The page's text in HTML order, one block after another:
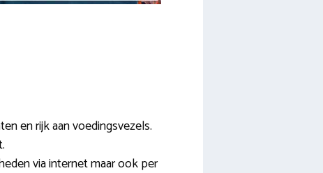
en rijk aan voedingsvezels.
via internet maar ook per